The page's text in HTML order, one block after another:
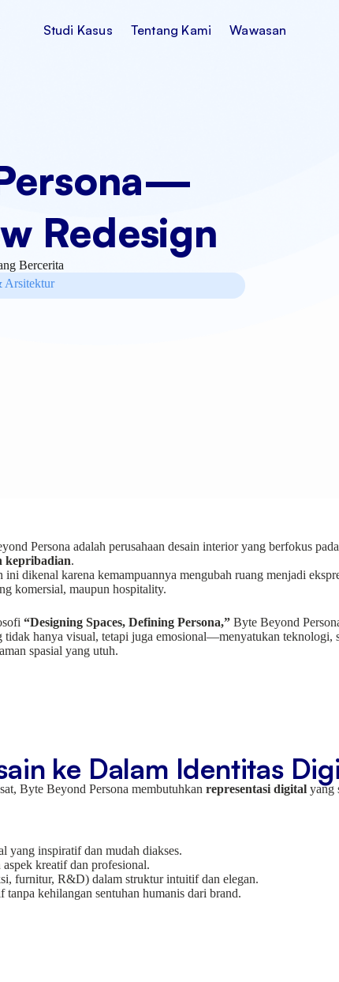
Studi Kasus Tentang Kami Wawasan
Redesign
Bercerita
Arsitektur
Persona adalah perusahaan desain interior yang berfokus
kepribadian.
ini dikenal karena kemampuannya mengubah ruang menjadi
komersial, maupun hospitality.
“Designing Spaces, Defining Persona,”Byte Beyond
tidak hanya visual, tetapi juga emosional—menyatukan teknologi,
spasial yang utuh.
ke Dalam Identitas
Byte Beyond Persona membutuhkan representasi digital yang
yang inspiratif dan mudah diakses.
kreatif dan profesional.
furnitur, R&D) dalam struktur intuitif dan elegan.
kehilangan sentuhan humanis dari brand.